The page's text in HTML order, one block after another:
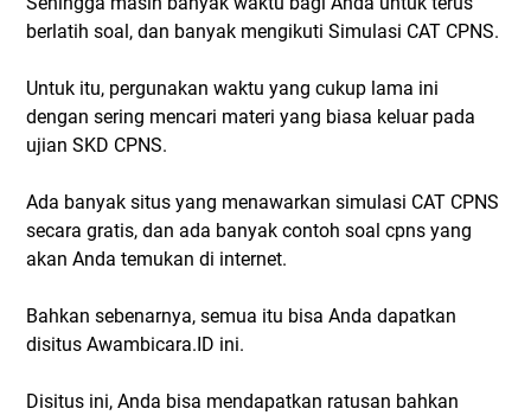
berlatih soal, dan banyak mengikuti Simulasi CAT CPNS.
Untuk itu, pergunakan waktu yang cukup lama ini
dengan sering mencari materi yang biasa keluar pada
ujian SKD CPNS.
Ada banyak situs yang menawarkan simulasi CAT CPNS
secara gratis, dan ada banyak contoh soal cpns yang
akan Anda temukan di internet.
Bahkan sebenarnya, semua itu bisa Anda dapatkan
disitus Awambicara.ID ini.
Disitus ini, Anda bisa mendapatkan ratusan bahkan